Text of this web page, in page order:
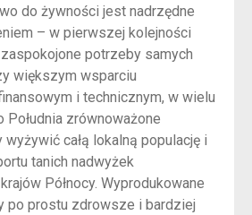
do żywności jest nadrzędne
– w pierwszej kolejności
potrzeby samych
większym wsparciu
i technicznym, w wielu
Południa zrównoważone
wyżywić całą lokalną populację i
tanich nadwyżek
Północy. Wyprodukowane
po prostu zdrowsze i bardziej